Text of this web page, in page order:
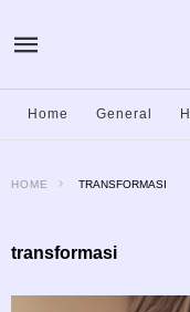
Home General
HOME TRANSFORMASI
transformasi